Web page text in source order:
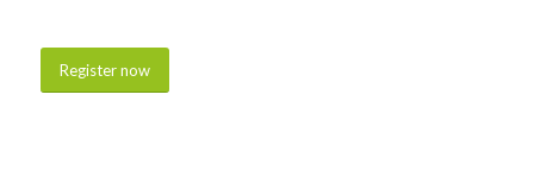
Register now